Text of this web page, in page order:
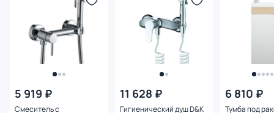
5 919 ₽
Смеситель с
11 628 ₽
Гигиенический душ D&K
6 810 ₽
Тумба под